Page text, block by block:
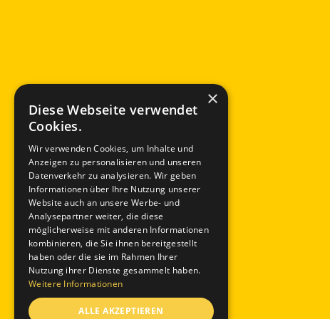
×
Diese Webseite verwendet
Cookies.
Wir verwenden Cookies, um Inhalte und
Anzeigen zu personalisieren und unseren
Datenverkehr zu analysieren. Wir geben
Informationen über Ihre Nutzung unserer
Website auch an unsere Werbe- und
Analysepartner weiter, die diese
möglicherweise mit anderen Informationen
kombinieren, die Sie ihnen bereitgestellt
haben oder die sie im Rahmen Ihrer
Nutzung ihrer Dienste gesammelt haben.
Weitere Informationen
ALLE AKZEPTIEREN